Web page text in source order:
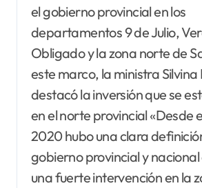
el gobierno provincial en los
departamentos 9 de Julio,
Obligado y la zona norte de
este marco, la ministra Silvina
destacó la inversión que se
en el norte provincial «Desde
2020 hubo una clara
gobierno provincial y
una fuerte intervención en la